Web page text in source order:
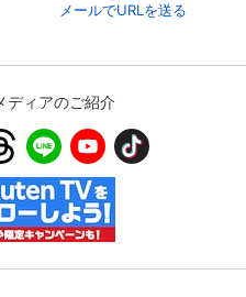
メールでURLを送る
ディアのご紹介